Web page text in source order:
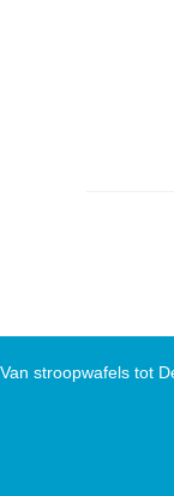
Van stroopwafels tot